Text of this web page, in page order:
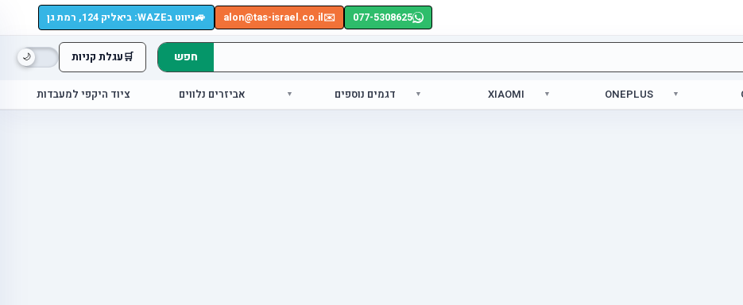
077-5308625
✉️
alon@tas-israel.co.il
🚙ניווט בWAZE: ביאליק 124, רמת גן
🛒עגלת קניות חפש
ONEPLUS
XIAOMI דגמים נוספים אביזרים נלווים ציוד היקפי למעבדות